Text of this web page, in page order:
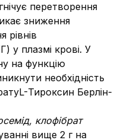
перетворення
зниження
рівнів
у плазмі крові. У
на функцію
необхідність
Тироксин Берлін-
клофібрат
вище 2 г на